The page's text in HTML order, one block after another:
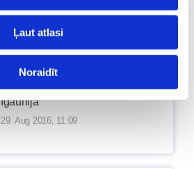
Ļaut atlasi
Noraidīt
Igaunijā
29. Aug 2016, 11:09